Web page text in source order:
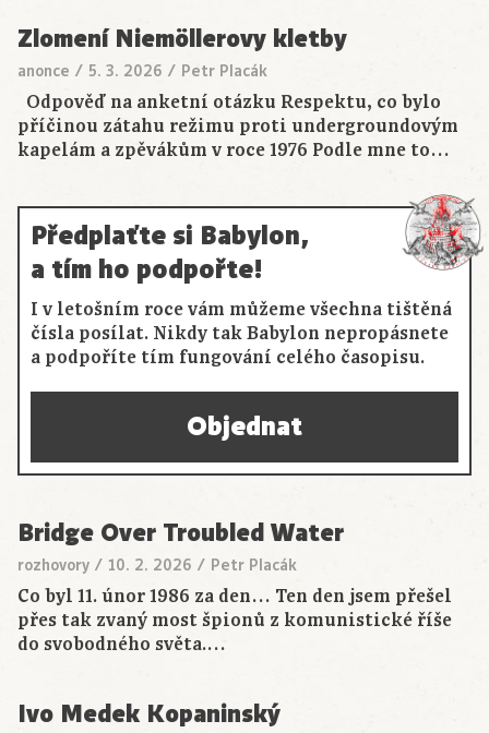
Zlomení Niemöllerovy kletby
anonce / 5. 3. 2026 / Petr Placák
Odpověď na anketní otázku Respektu, co bylo
příčinou zátahu režimu proti undergroundovým
kapelám a zpěvákům v roce 1976 Podle mne to…
Předplaťte si Babylon,
a tím ho podpořte!
I v letošním roce vám můžeme všechna tištěná
čísla posílat. Nikdy tak Babylon nepropásnete
a podpoříte tím fungování celého časopisu.
Objednat
Bridge Over Troubled Water
rozhovory / 10. 2. 2026 / Petr Placák
Co byl 11. únor 1986 za den… Ten den jsem přešel
přes tak zvaný most špionů z komunistické říše
do svobodného světa.…
Ivo Medek Kopaninský